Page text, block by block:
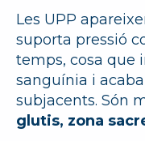
Les UPP
suporta pressió
temps, cosa que
sanguínia i
subjacents. Són
glutis, zona